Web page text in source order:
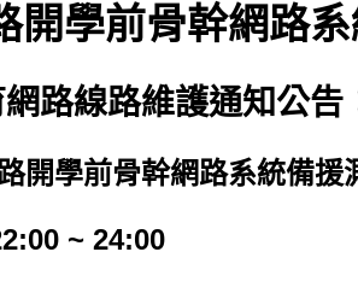
開學前骨幹網路
路線路維護通知公告
開學前骨幹網路系統備援
~ 24:00